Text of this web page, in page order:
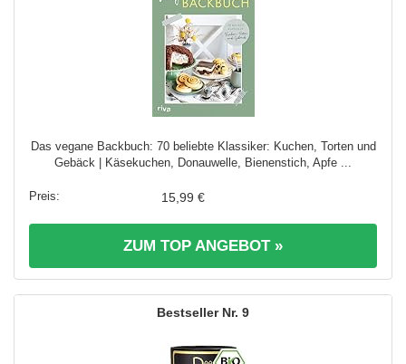
Das vegane Backbuch: 70 beliebte Klassiker: Kuchen, Torten und
Gebäck | Käsekuchen, Donauwelle, Bienenstich, Apfe ...
15,99 €
ZUM TOP ANGEBOT »
9